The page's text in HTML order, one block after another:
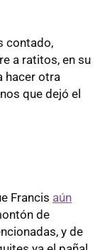
contado,
a ratitos, en su
hacer otra
que dejó el
Francis aún
de
y de